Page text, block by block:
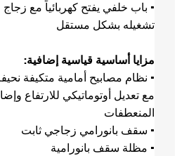
• باب خلفي يفتح كهربائياً مع
تشغيله بشكل مستقل
مزايا أساسية قياسية إضافية:
مع تعديل أوتوماتيكي للارتفاع
المنعطفات
• سقف بانورامي زجاجي ثابت
• مظلة سقف بانورامية